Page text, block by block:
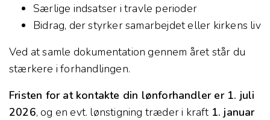
Særlige indsatser i travle perioder
Bidrag, der styrker samarbejdet eller kirkens liv
Ved at samle dokumentation gennem året står du
stærkere i forhandlingen.
Fristen for at kontakte din lønforhandler er 1. juli
2026, og en evt. lønstigning træder i kraft 1. januar